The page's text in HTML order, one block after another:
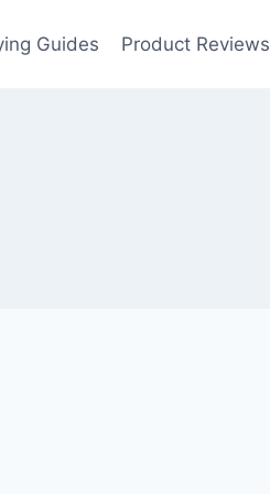
Guides Product Reviews